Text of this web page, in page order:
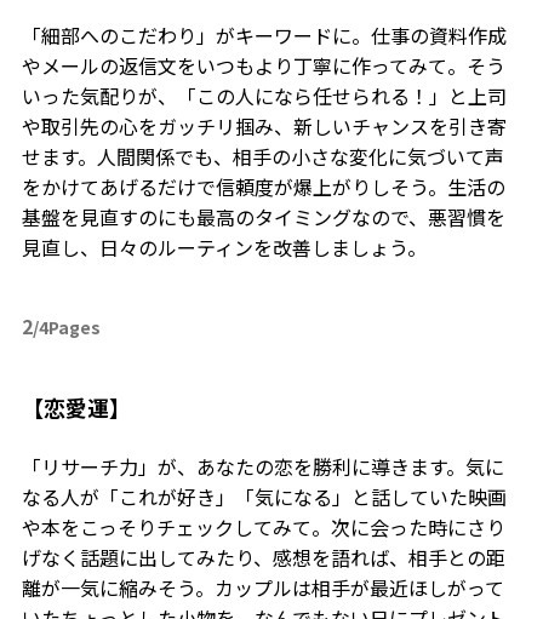
「細部へのこだわり」がキーワードに。仕事の資料作成
やメールの返信文をいつもより丁寧に作ってみて。そう
いった気配りが、「この人になら任せられる！」と上司
や取引先の心をガッチリ掴み、新しいチャンスを引き寄
せます。人間関係でも、相手の小さな変化に気づいて声
をかけてあげるだけで信頼度が爆上がりしそう。生活の
基盤を見直すのにも最高のタイミングなので、悪習慣を
見直し、日々のルーティンを改善しましょう。
2/4Pages
【恋愛運】
「リサーチ力」が、あなたの恋を勝利に導きます。気に
なる人が「これが好き」「気になる」と話していた映画
や本をこっそりチェックしてみて。次に会った時にさり
げなく話題に出してみたり、感想を語れば、相手との距
離が一気に縮みそう。カップルは相手が最近ほしがって